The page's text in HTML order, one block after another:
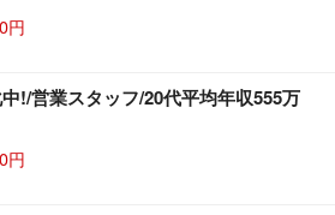
円
!/営業スタッフ/20代平均年収555万
円